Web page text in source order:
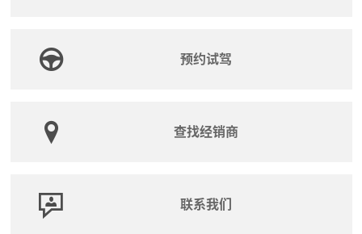
预约试驾
查找经销商
联系我们